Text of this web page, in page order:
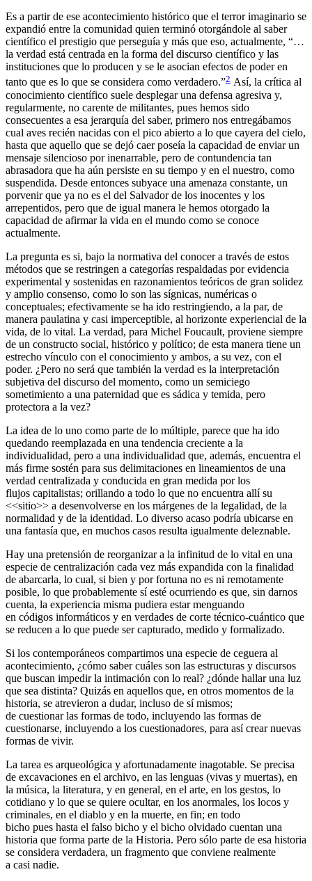
Es a partir de ese acontecimiento histórico que el terror imaginario se
expandió entre la comunidad quien terminó otorgándole al saber
científico el prestigio que perseguía y más que eso, actualmente, “…
la verdad está centrada en la forma del discurso científico y las
instituciones que lo producen y se le asocian efectos de poder en
tanto que es lo que se considera como verdadero.”2 Así, la crítica al
conocimiento científico suele desplegar una defensa agresiva y,
regularmente, no carente de militantes, pues hemos sido
consecuentes a esa jerarquía del saber, primero nos entregábamos
cual aves recién nacidas con el pico abierto a lo que cayera del cielo,
hasta que aquello que se dejó caer poseía la capacidad de enviar un
mensaje silencioso por inenarrable, pero de contundencia tan
abrasadora que ha aún persiste en su tiempo y en el nuestro, como
suspendida. Desde entonces subyace una amenaza constante, un
porvenir que ya no es el del Salvador de los inocentes y los
arrepentidos, pero que de igual manera le hemos otorgado la
capacidad de afirmar la vida en el mundo como se conoce
actualmente.
La pregunta es si, bajo la normativa del conocer a través de estos
métodos que se restringen a categorías respaldadas por evidencia
experimental y sostenidas en razonamientos teóricos de gran solidez
y amplio consenso, como lo son las sígnicas, numéricas o
conceptuales; efectivamente se ha ido restringiendo, a la par, de
manera paulatina y casi imperceptible, al horizonte experiencial de la
vida, de lo vital. La verdad, para Michel Foucault, proviene siempre
de un constructo social, histórico y político; de esta manera tiene un
estrecho vínculo con el conocimiento y ambos, a su vez, con el
poder. ¿Pero no será que también la verdad es la interpretación
subjetiva del discurso del momento, como un semiciego
sometimiento a una paternidad que es sádica y temida, pero
protectora a la vez?
La idea de lo uno como parte de lo múltiple, parece que ha ido
quedando reemplazada en una tendencia creciente a la
individualidad, pero a una individualidad que, además, encuentra el
más firme sostén para sus delimitaciones en lineamientos de una
verdad centralizada y conducida en gran medida por los
flujos capitalistas; orillando a todo lo que no encuentra allí su
<<sitio>> a desenvolverse en los márgenes de la legalidad, de la
normalidad y de la identidad. Lo diverso acaso podría ubicarse en
una fantasía que, en muchos casos resulta igualmente deleznable.
Hay una pretensión de reorganizar a la infinitud de lo vital en una
especie de centralización cada vez más expandida con la finalidad
de abarcarla, lo cual, si bien y por fortuna no es ni remotamente
posible, lo que probablemente sí esté ocurriendo es que, sin darnos
cuenta, la experiencia misma pudiera estar menguando
en códigos informáticos y en verdades de corte técnico-cuántico que
se reducen a lo que puede ser capturado, medido y formalizado.
Si los contemporáneos compartimos una especie de ceguera al
acontecimiento, ¿cómo saber cuáles son las estructuras y discursos
que buscan impedir la intimación con lo real? ¿dónde hallar una luz
que sea distinta? Quizás en aquellos que, en otros momentos de la
historia, se atrevieron a dudar, incluso de sí mismos;
de cuestionar las formas de todo, incluyendo las formas de
cuestionarse, incluyendo a los cuestionadores, para así crear nuevas
formas de vivir.
La tarea es arqueológica y afortunadamente inagotable. Se precisa
de excavaciones en el archivo, en las lenguas (vivas y muertas), en
la música, la literatura, y en general, en el arte, en los gestos, lo
cotidiano y lo que se quiere ocultar, en los anormales, los locos y
criminales, en el diablo y en la muerte, en fin; en todo
bicho pues hasta el falso bicho y el bicho olvidado cuentan una
historia que forma parte de la Historia. Pero sólo parte de esa historia
se considera verdadera, un fragmento que conviene realmente
a casi nadie.